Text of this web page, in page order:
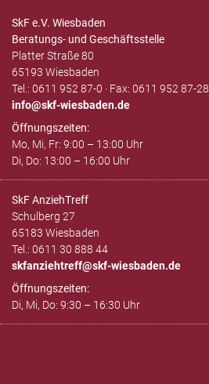
SkF e.V. Wiesbaden
Beratungs- und Geschäftsstelle
Platter Straße 80
65193 Wiesbaden
Tel.: 0611 952 87-0 · Fax: 0611 952 87-28
info
skf-wiesbaden.de
Öffnungszeiten:
Mo, Mi, Fr: 9:00 – 13:00 Uhr
Di, Do: 13:00 – 16:00 Uhr
SkF AnziehTreff
Schulberg 27
65183 Wiesbaden
Tel.: 0611 30 888 44
skfanziehtreff@skf-wiesbaden.de
Öffnungszeiten:
Di, Mi, Do: 9:30 – 16:30 Uhr